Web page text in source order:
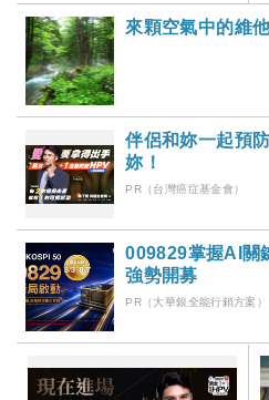
來顆空氣中的維
伴侶和妳一起預
妳！
PR（台灣癌症基金會）
009829掌握AI關
強勢開募
PR（大華銀全能行銷方案）